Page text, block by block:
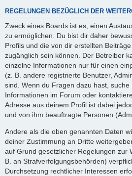
REGELUNGEN BEZÜGLICH DER
Zweck eines Boards ist es, einen
zu ermöglichen. Du bist dir daher
Profils und die von dir erstellten
zugänglich sein können. Der Betreiber
einzelne Informationen nur für einen
(z. B. andere registrierte Benutzer,
sind. Wenn du Fragen dazu hast,
Informationen im Forum oder
Adresse aus deinem Profil ist dabei
und von ihm beauftragte Personen
Andere als die oben genannten Daten
deiner Zustimmung an Dritte
auf Grund gesetzlicher Regelungen zur
B. an Strafverfolgungsbehörden)
Durchsetzung rechtlicher Interessen